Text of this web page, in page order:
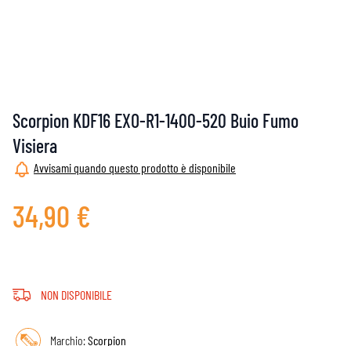
Scorpion KDF16 EXO-R1-1400-520 Buio Fumo
Visiera
Avvisami quando questo prodotto è disponibile
34,90 €
NON DISPONIBILE
Marchio:Scorpion